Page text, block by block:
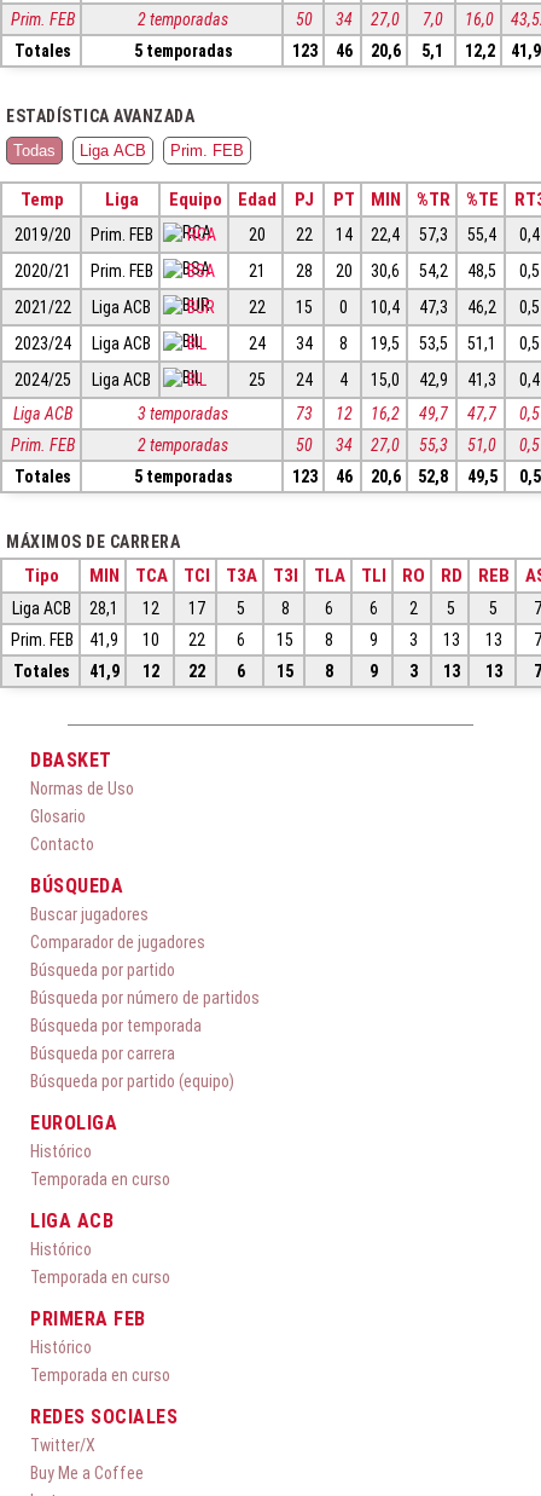
Prim. FEB
2 temporadas 50 34 27,0 7,0 16,0
Totales
5 temporadas 123 46 20,6 5,1 12,2
ESTADÍSTICA AVANZADA
Todas Liga ACB Prim. FEB
Temp Liga Equipo Edad PJ PT MIN %TR %TE
2019/20 Prim. FEB RCA 20 22 14 22,4 57,3 55,4
0,4
2020/21
Prim. FEB BSA 21 28 20 30,6 54,2 48,5
0,5
2021/22
Liga ACB BUR 22 15 0 10,4 47,3 46,2
0,5
2023/24
Liga ACB BIL 24 34 8 19,5 53,5 51,1
0,5
2024/25
Liga ACB BIL 25 24 4 15,0 42,9 41,3
0,4
Liga ACB
3 temporadas 73 12 16,2 49,7 47,7
0,5
Prim. FEB
2 temporadas 50 34 27,0 55,3 51,0
0,5
Totales
5 temporadas 123 46 20,6 52,8 49,5 0,5
MÁXIMOS DE CARRERA
Tipo MIN TCA TCI T3A T3I TLA TLI RO RD REB
Liga ACB 28,1 12 17 5 8 6 6 2 5 5
Prim. FEB
41,9 10 22 6 15 8 9 3 13 13
Totales
41,9 12 22 6 15 8 9 3 13 13
DBASKET
Normas de Uso
Glosario
Contacto
BÚSQUEDA
Buscar jugadores
Comparador de jugadores
Búsqueda por partido
Búsqueda por número de partidos
Búsqueda por temporada
Búsqueda por carrera
Búsqueda por partido (equipo)
EUROLIGA
Histórico
Temporada en curso
LIGA ACB
Histórico
Temporada en curso
PRIMERA FEB
Histórico
Temporada en curso
REDES SOCIALES
Twitter/X
Buy Me a Coffee